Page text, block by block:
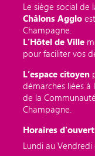
Le siège social de
Châlons Agglo
Champagne.
L’Hôtel de Ville
pour faciliter vos
L’espace citoyen
démarches liées
de la
Champagne.
Horaires
Lundi au